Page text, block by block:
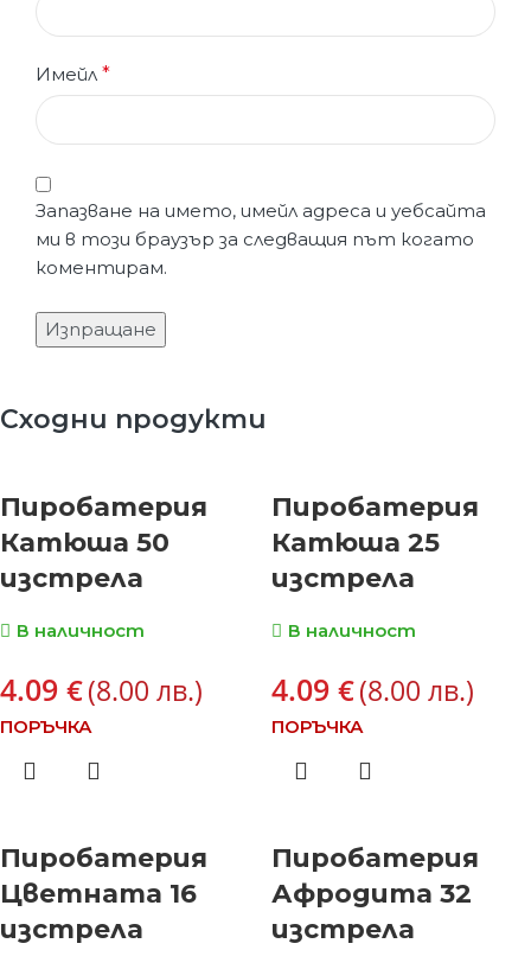
Имейл *
Запазване на името, имейл адреса и уебсайта
ми в този браузър за следващия път когато
коментирам.
Сходни продукти
Пиробатерия
Катюша 50
изстрела
В наличност
4.09 €(8.00 лв.)
ПОРЪЧКА
Пиробатерия
Катюша 25
изстрела
В наличност
4.09 €(8.00 лв.)
ПОРЪЧКА
Пиробатерия
Цветната 16
изстрела
Пиробатерия
Афродита 32
изстрела